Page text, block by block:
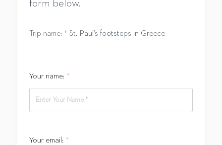
form below.
Trip name: * St. Paul’s footsteps in Greece
Your name: *
Your email: *